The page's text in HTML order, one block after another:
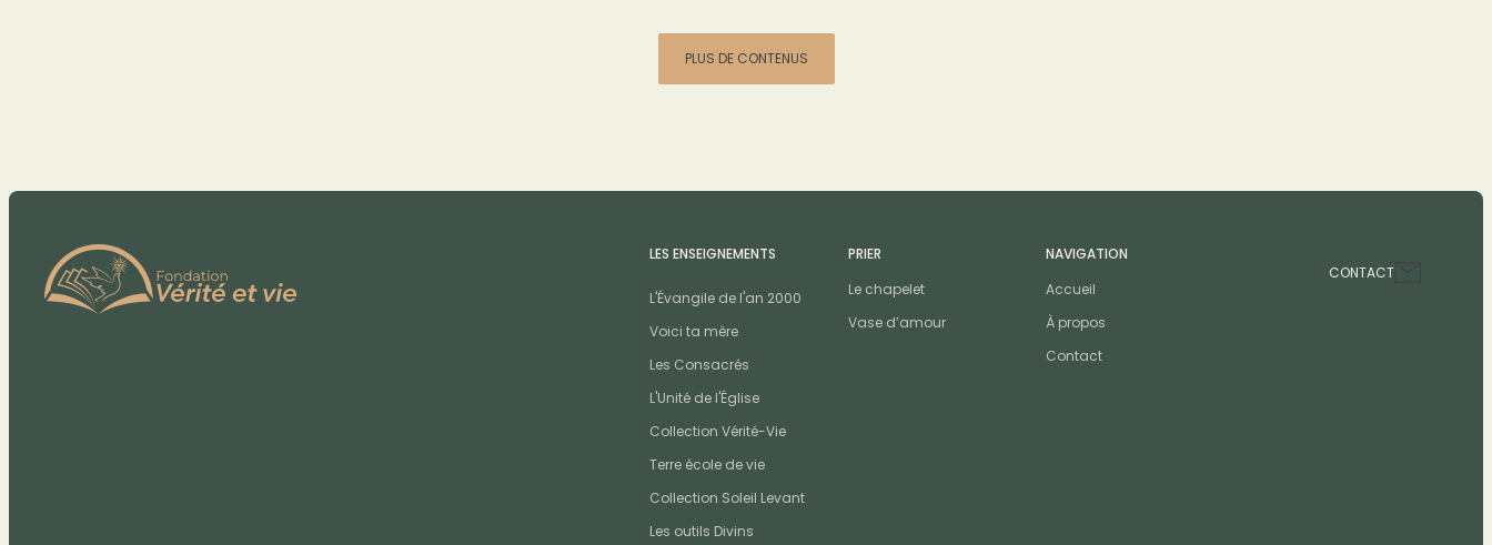
PLUS DE CONTENUS
LES ENSEIGNEMENTS
L'Évangile de l'an 2000
Voici ta mère
Les Consacrés
L'Unité de l'Église
Collection Vérité-Vie
Terre école de vie
Collection Soleil Levant
Les outils Divins
PRIER
Le chapelet
Vase d’amour
NAVIGATION
Accueil
À propos
Contact
CONTACT